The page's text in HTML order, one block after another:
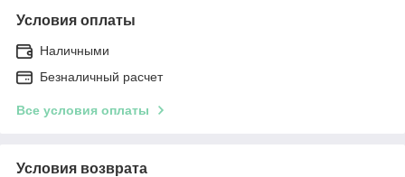
Условия оплаты
Наличными
Безналичный расчет
Все условия оплаты
Условия возврата